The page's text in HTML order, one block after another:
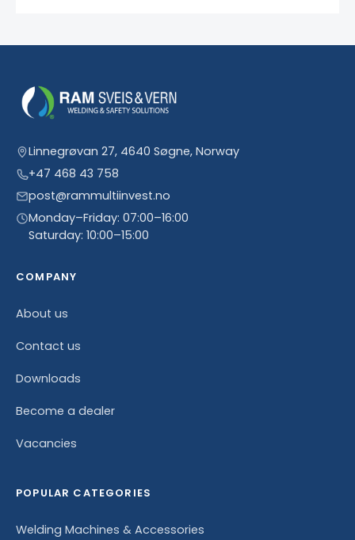
Linnegrøvan 27, 4640 Søgne, Norway
+47 468 43 758
post@rammultiinvest.no
Monday–Friday: 07:00–16:00
Saturday: 10:00–15:00
COMPANY
About us
Contact us
Downloads
Become a dealer
Vacancies
POPULAR CATEGORIES
Welding Machines & Accessories